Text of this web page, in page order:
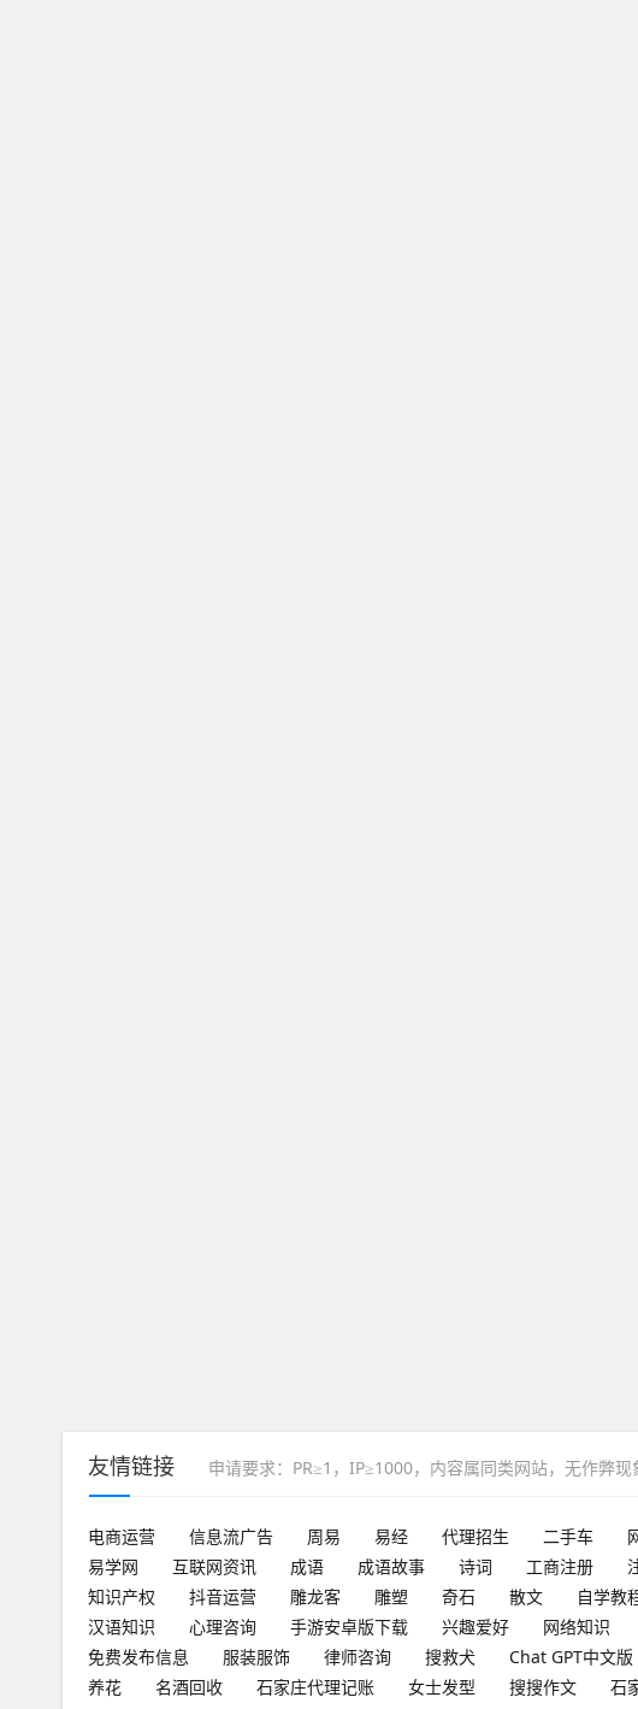
友情链接 申请要求：PR≥1，IP≥1000，内容属同类网站，无作弊现
电商运营 信息流广告 周易 易经 代理招生 二手车
易学网
互联网资讯 成语 成语故事 诗词 工商注册
知识产权
抖音运营 雕龙客 雕塑 奇石 散文 自学教
汉语知识
心理咨询 手游安卓版下载 兴趣爱好 网络知识
免费发布信息
服装服饰 律师咨询 搜救犬 Chat GPT中文版
养花
名酒回收 石家庄代理记账 女士发型 搜搜作文 石